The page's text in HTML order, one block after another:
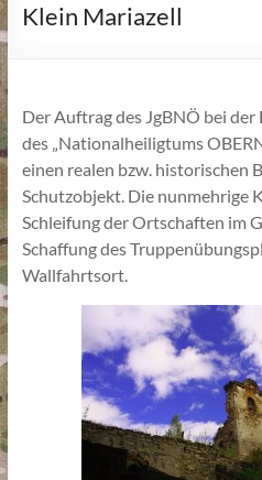
Klein Mariazell
Der Auftrag des JgBNÖ bei
des „Nationalheiligtums
einen realen bzw. historischen
Schutzobjekt. Die nunmehrige
Schleifung der Ortschaften im
Schaffung des
Wallfahrtsort.